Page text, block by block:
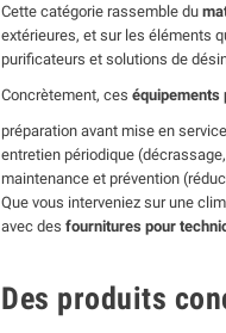
Cette catégorie rassemble du
extérieures, et sur les éléments
purificateurs et solutions de
Concrètement, ces équipements
préparation avant mise en
entretien périodique
maintenance et prévention
Que vous interveniez sur une
avec des fournitures pour
Des produits